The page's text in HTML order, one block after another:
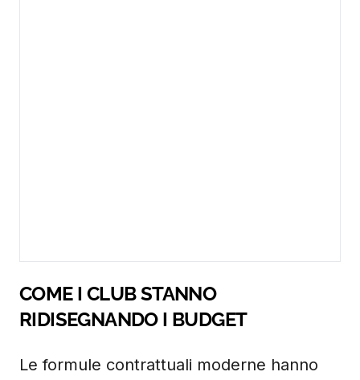
COME I CLUB STANNO
RIDISEGNANDO I BUDGET
Le formule contrattuali moderne hanno